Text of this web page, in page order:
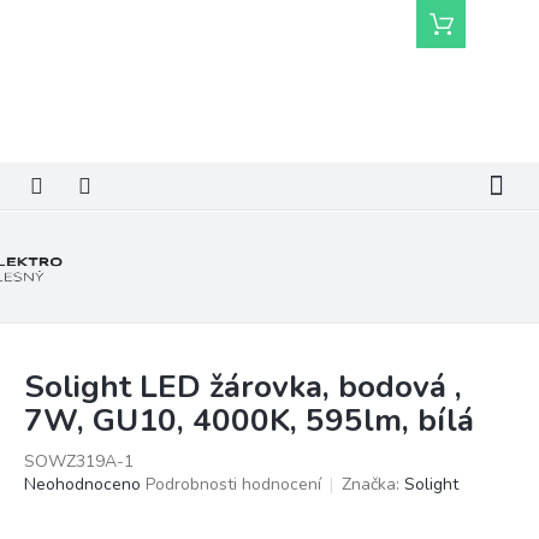
Nákupní
košík
Solight LED žárovka, bodová ,
7W, GU10, 4000K, 595lm, bílá
SOWZ319A-1
Průměrné
Neohodnoceno Podrobnosti hodnocení Značka: Solight